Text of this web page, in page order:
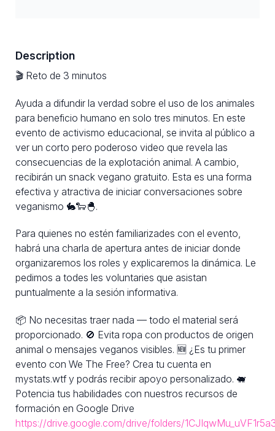
Description
🎬 Reto de 3 minutos
Ayuda a difundir la verdad sobre el uso de los animales
para beneficio humano en solo tres minutos. En este
evento de activismo educacional, se invita al público a
ver un corto pero poderoso video que revela las
consecuencias de la explotación animal. A cambio,
recibirán un snack vegano gratuito. Esta es una forma
efectiva y atractiva de iniciar conversaciones sobre
veganismo 🐇🐑🐣.
Para quienes no estén familiarizades con el evento,
habrá una charla de apertura antes de iniciar donde
organizaremos los roles y explicaremos la dinámica. Le
pedimos a todes les voluntaries que asistan
puntualmente a la sesión informativa.
📦 No necesitas traer nada — todo el material será
proporcionado. 🚫 Evita ropa con productos de origen
animal o mensajes veganos visibles. 🆕 ¿Es tu primer
evento con We The Free? Crea tu cuenta en
mystats.wtf y podrás recibir apoyo personalizado. 🐖
Potencia tus habilidades con nuestros recursos de
formación en Google Drive
https://drive.google.com/drive/folders/